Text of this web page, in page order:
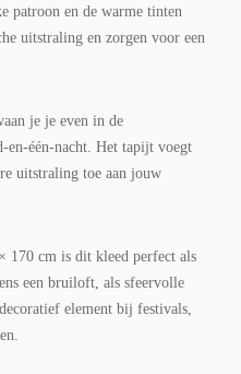
patroon en de warme tinten
uitstraling en zorgen voor een
je je even in de
en-één-nacht. Het tapijt voegt
uitstraling toe aan jouw
170 cm is dit kleed perfect als
een bruiloft, als sfeervolle
element bij festivals,